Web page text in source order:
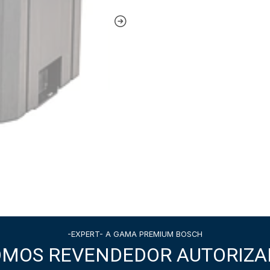
-EXPERT- A GAMA PREMIUM BOSCH
REVENDEDOR